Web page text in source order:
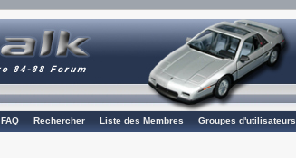
FAQ Rechercher Liste des Membres Groupes d'utilisateurs